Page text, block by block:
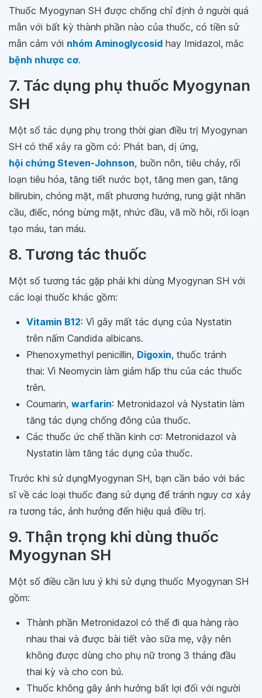
Thuốc Myogynan SH được chống chỉ định ở người quá
mẫn với bất kỳ thành phần nào của thuốc, có tiền sử
mẫn cảm với nhóm Aminoglycosid hay Imidazol, mắc
bệnh nhược cơ.
7. Tác dụng phụ thuốc Myogynan
SH
Một số tác dụng phụ trong thời gian điều trị Myogynan
SH có thể xảy ra gồm có: Phát ban, dị ứng,
hội chứng Steven-Johnson, buồn nôn, tiêu chảy, rối
loạn tiêu hóa, tăng tiết nước bọt, tăng men gan, tăng
bilirubin, chóng mặt, mất phương hướng, rung giật nhãn
cầu, điếc, nóng bừng mặt, nhức đầu, vã mồ hôi, rối loạn
tạo máu, tan máu.
8. Tương tác thuốc
Một số tương tác gặp phải khi dùng Myogynan SH với
các loại thuốc khác gồm:
Vitamin B12: Vì gây mất tác dụng của Nystatin
trên nấm Candida albicans.
Phenoxymethyl penicillin, Digoxin, thuốc tránh
thai: Vì Neomycin làm giảm hấp thu của các thuốc
trên.
Coumarin, warfarin: Metronidazol và Nystatin làm
tăng tác dụng chống đông của thuốc.
Các thuốc ức chế thần kinh cơ: Metronidazol và
Nystatin làm tăng tác dụng của thuốc.
Trước khi sử dụngMyogynan SH, bạn cần báo với bác
sĩ về các loại thuốc đang sử dụng để tránh nguy cơ xảy
ra tương tác, ảnh hưởng đến hiệu quả điều trị.
9. Thận trọng khi dùng thuốc
Myogynan SH
Một số điều cần lưu ý khi sử dụng thuốc Myogynan SH
gồm:
Thành phần Metronidazol có thể đi qua hàng rào
nhau thai và được bài tiết vào sữa mẹ, vậy nên
không được dùng cho phụ nữ trong 3 tháng đầu
thai kỳ và cho con bú.
Thuốc không gây ảnh hưởng bất lợi đối với người